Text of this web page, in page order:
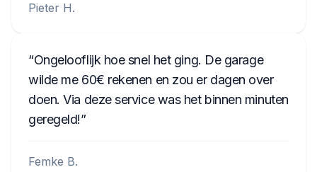
Pieter H.
Ongelooflijk hoe snel het ging. De garage
wilde me 60€ rekenen en zou er dagen over
doen. Via deze service was het binnen minuten
geregeld!
Femke B.